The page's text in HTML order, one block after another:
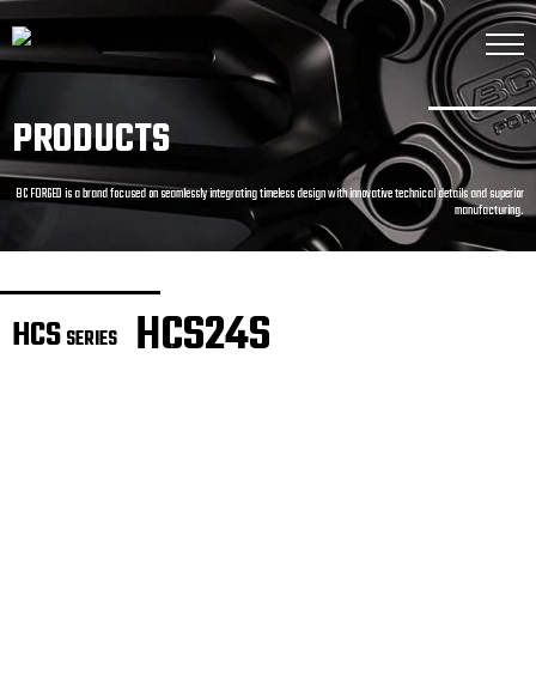
PRODUCTS
BC FORGED is a brand focused on seamlessly integrating timeless design with innovative technical details and superior
manufacturing.
HCSSERIES HCS24S